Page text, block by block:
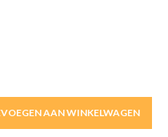
AAN WINKELWAGEN